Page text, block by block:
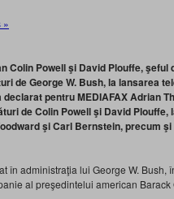
»
Colin Powell şi David Plouffe, şeful
de George W. Bush, la lansarea
declarat pentru MEDIAFAX Adrian
de Colin Powell şi David
şi Carl Bernstein, precum
în administraţia lui George W. Bush,
al preşedintelui american Barack